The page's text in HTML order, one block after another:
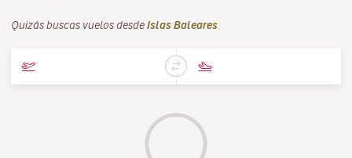
Quizás buscas vuelos desde Islas Baleares